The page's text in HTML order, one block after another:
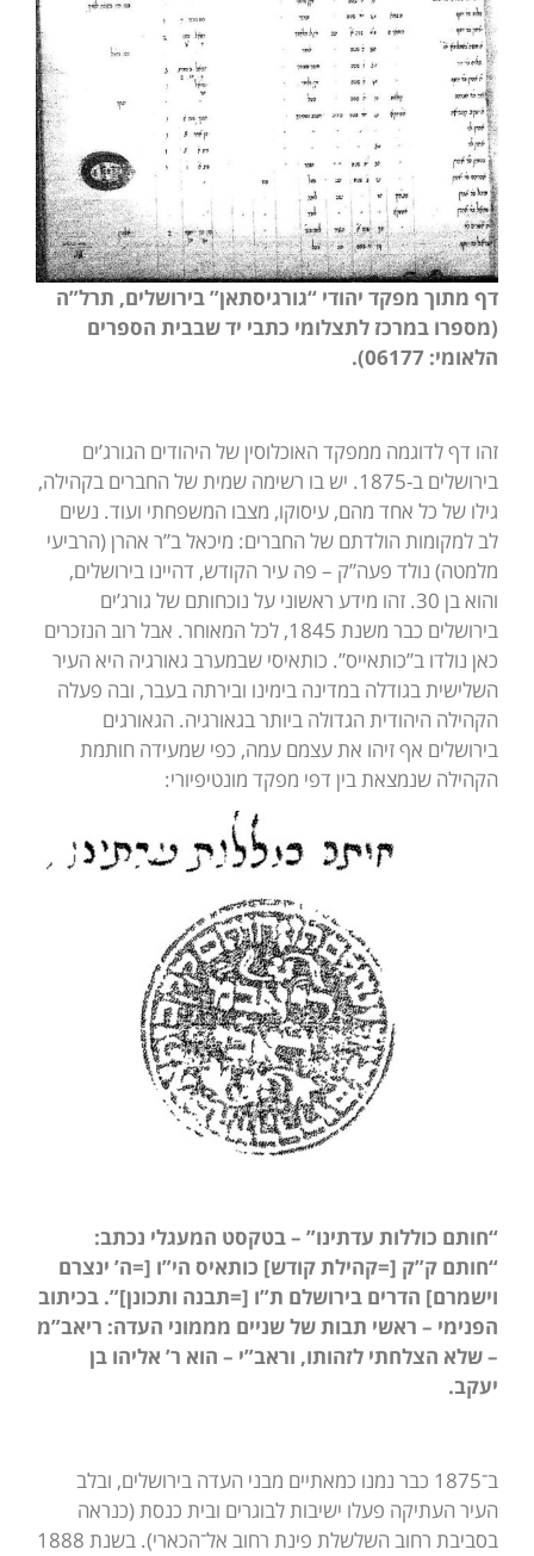
דף מתוך מפקד יהודי “גורגיסתאן” בירושלים, תרל”ה
(מספרו במרכז לתצלומי כתבי יד שבבית הספרים
הלאומי: 06177).
זהו דף לדוגמה ממפקד האוכלוסין של היהודים הגורג’ים
בירושלים ב-1875. יש בו רשימה שמית של החברים בקהילה,
גילו של כל אחד מהם, עיסוקו, מצבו המשפחתי ועוד. נשים
לב למקומות הולדתם של החברים: מיכאל ב”ר אהרן (הרביעי
מלמטה) נולד פעה”ק – פה עיר הקודש, דהיינו בירושלים,
והוא בן 30. זהו מידע ראשוני על נוכחותם של גורג’ים
בירושלים כבר משנת 1845, לכל המאוחר. אבל רוב הנזכרים
כאן נולדו ב”כותאייס”. כותאיסי שבמערב גאורגיה היא העיר
השלישית בגודלה במדינה בימינו ובירתה בעבר, ובה פעלה
הקהילה היהודית הגדולה ביותר בגאורגיה. הגאורגים
בירושלים אף זיהו את עצמם עמה, כפי שמעידה חותמת
הקהילה שנמצאת בין דפי מפקד מונטיפיורי:
“חותם כוללות עדתינו” – בטקסט המעגלי נכתב:
“חותם ק”ק [=קהילת קודש] כותאיס הי”ו [=ה’ ינצרם
וישמרם] הדרים בירושלם ת”ו [=תבנה ותכונן]”. בכיתוב
הפנימי – ראשי תבות של שניים מממוני העדה: ריאב”מ
– שלא הצלחתי לזהותו, וראב”י – הוא ר’ אליהו בן
יעקב.
ב־1875 כבר נמנו כמאתיים מבני העדה בירושלים, ובלב
העיר העתיקה פעלו ישיבות לבוגרים ובית כנסת (כנראה
בסביבת רחוב השלשלת פינת רחוב אל־הכארי). בשנת 1888